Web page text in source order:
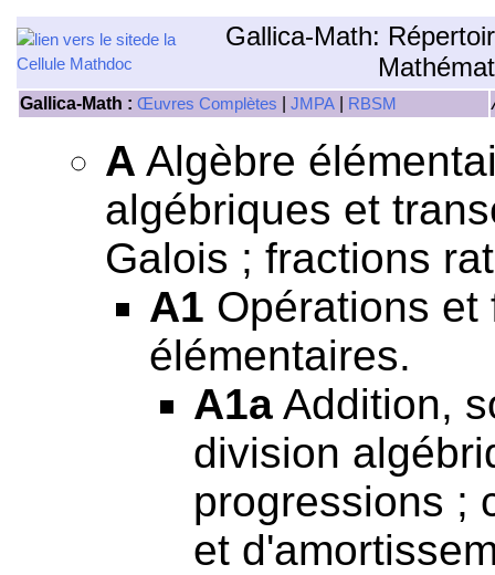
Gallica-Math:
Gallica-Math : Œuvres Complètes JMPA RBSM
A Algèbre
algébriques et
Galois ; fractions
A1 Opérations et
élémentaires.
A1a Addition,
division
progressions ;
et